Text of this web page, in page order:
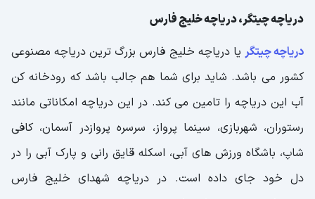
دریاچه چیتگر، دریاچه خلیج فارس
دریاچه چیتگر یا دریاچه خلیج فارس بزرگ ترین دریاچه مصنوعی
کشور می باشد. شاید برای شما هم جالب باشد که رودخانه کن
آب این دریاچه را تامین می کند. در این دریاچه امکاناتی مانند
رستوران، شهربازی، سینما پرواز، سرسره پروازدر آسمان، کافی
شاپ، باشگاه ورزش های آبی، اسکله قایق رانی و پارک آبی را در
دل خود جای داده است. در دریاچه شهدای خلیج فارس